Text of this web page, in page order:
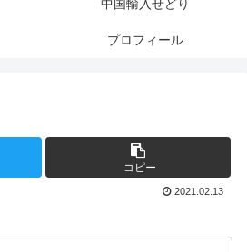
中国輸入せどり
プロフィール
コピー
2021.02.13